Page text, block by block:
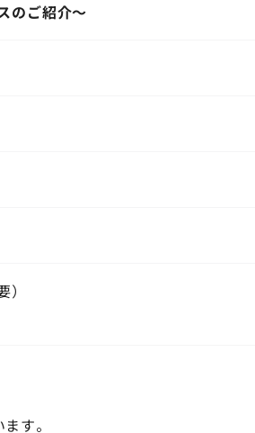
のご紹介～
す。